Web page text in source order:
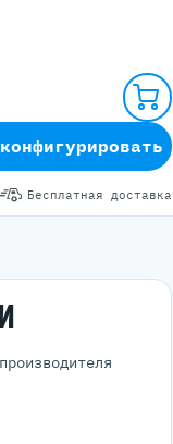
Бесплатная доставка